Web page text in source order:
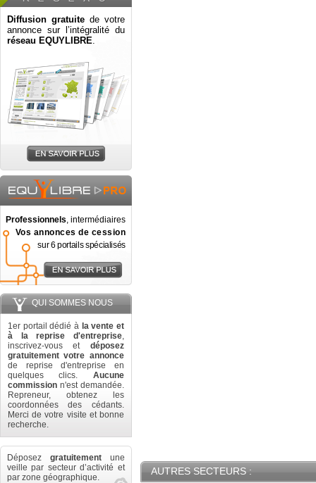
Diffusion gratuite de votre
annonce sur l’intégralité du
réseau EQUYLIBRE.
Professionnels, intermédiaires
Vos annonces de cession
sur 6 portails spécialisés
QUI SOMMES NOUS
1er portail dédié à la vente et
à la reprise d'entreprise,
inscrivez-vous et déposez
gratuitement votre annonce
de reprise d'entreprise en
quelques clics. Aucune
commission n'est demandée.
Repreneur, obtenez les
coordonnées des cédants.
Merci de votre visite et bonne
recherche.
Déposez gratuitement une
veille par secteur d’activité et
par zone géographique.
AUTRES SECTEURS :